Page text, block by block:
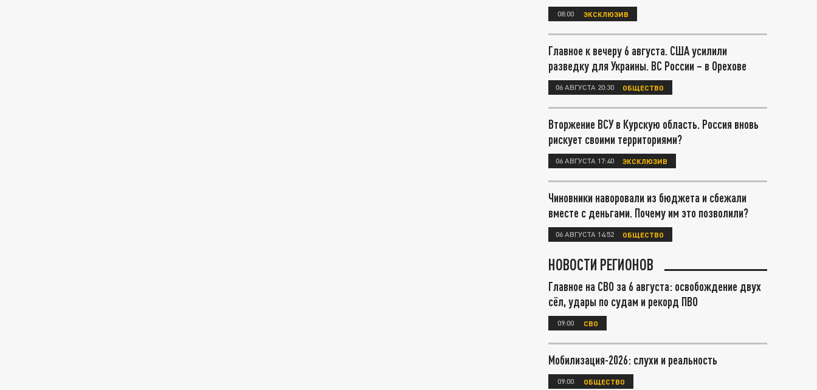
08:00 ЭКСКЛЮЗИВ
Главное к вечеру 6 августа. США усилили
разведку для Украины. ВС России – в Орехове
06 АВГУСТА 20:30 ОБЩЕСТВО
Вторжение ВСУ в Курскую область. Россия вновь
рискует своими территориями?
06 АВГУСТА 17:40 ЭКСКЛЮЗИВ
Чиновники наворовали из бюджета и сбежали
вместе с деньгами. Почему им это позволили?
06 АВГУСТА 14:52 ОБЩЕСТВО
НОВОСТИ РЕГИОНОВ
Главное на СВО за 6 августа: освобождение двух
сёл, удары по судам и рекорд ПВО
09:00 СВО
Мобилизация-2026: слухи и реальность
09:00 ОБЩЕСТВО